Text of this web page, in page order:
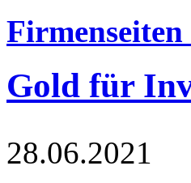
Gold für
28.06.2021